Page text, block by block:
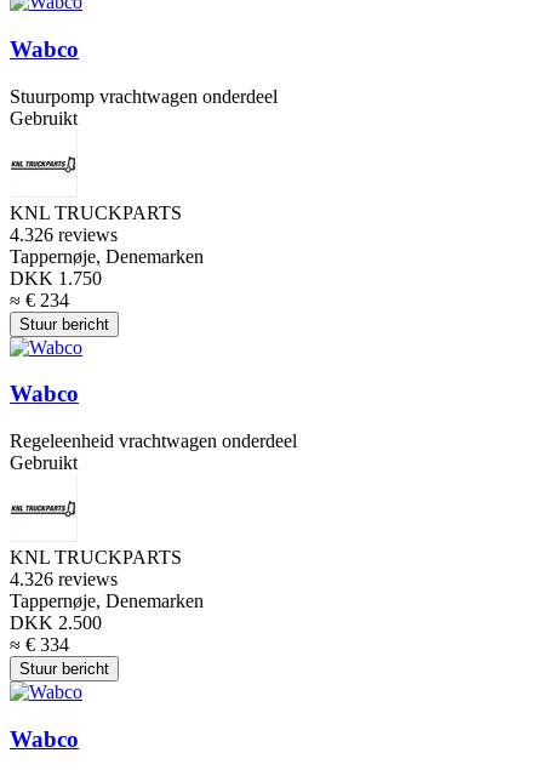
Wabco
Stuurpomp vrachtwagen onderdeel
Gebruikt
KNL TRUCKPARTS
4.326 reviews
Tappernøje, Denemarken
DKK 1.750
≈ € 234
Stuur bericht
Wabco
Regeleenheid vrachtwagen onderdeel
Gebruikt
KNL TRUCKPARTS
4.326 reviews
Tappernøje, Denemarken
DKK 2.500
≈ € 334
Stuur bericht
Wabco